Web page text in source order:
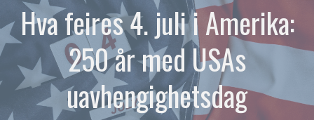
Hva feires 4. juli i Amerika:
250 år med USAs
uavhengighetsdag